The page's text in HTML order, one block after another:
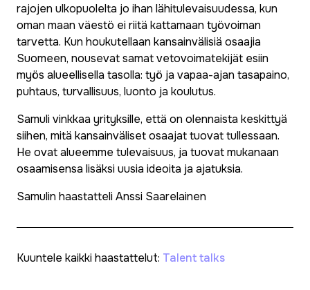
rajojen ulkopuolelta jo ihan lähitulevaisuudessa, kun
oman maan väestö ei riitä kattamaan työvoiman
tarvetta. Kun houkutellaan kansainvälisiä osaajia
Suomeen, nousevat samat vetovoimatekijät esiin
myös alueellisella tasolla: työ ja vapaa-ajan tasapaino,
puhtaus, turvallisuus, luonto ja koulutus.
Samuli vinkkaa yrityksille, että on olennaista keskittyä
siihen, mitä kansainväliset osaajat tuovat tullessaan.
He ovat alueemme tulevaisuus, ja tuovat mukanaan
osaamisensa lisäksi uusia ideoita ja ajatuksia.
Samulin haastatteli Anssi Saarelainen
Kuuntele kaikki haastattelut: Talent talks